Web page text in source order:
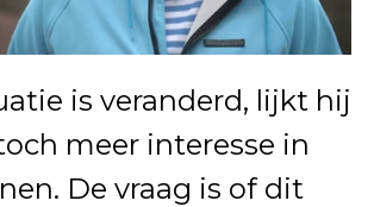
is veranderd, lijkt hij
meer interesse in
De vraag is of dit